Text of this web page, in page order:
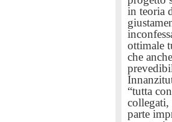
in teoria
ottimale
che
“tutta
collegati,
parte